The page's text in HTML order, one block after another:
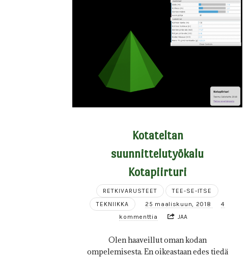
Kotateltan
suunnittelutyökalu
Kotapiirturi
RETKIVARUSTEET
TEE-SE-ITSE
TEKNIIKKA
25 maaliskuun, 2018
4
kommenttia
JAA
Olen haaveillut oman kodan
ompelemisesta. En oikeastaan edes tiedä